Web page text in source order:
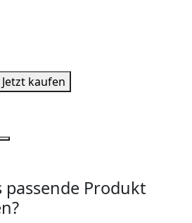
Jetzt kaufen
passende Produkt